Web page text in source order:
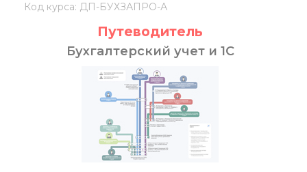
Код курса: ДП-БУХЗАПРО-А
Путеводитель
Бухгалтерский учет и 1С